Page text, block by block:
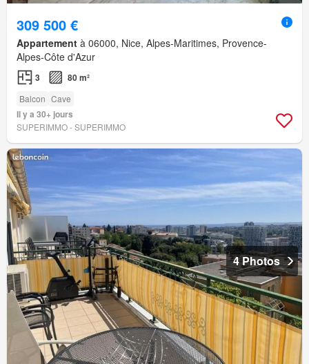
309 500 €
Appartement à 06000, Nice, Alpes-Maritimes, Provence-
Alpes-Côte d'Azur
3 80 m²
Balcon Cave
Il y a 30+ jours
SUPERIMMO - SUPERIMMO
4 Photos